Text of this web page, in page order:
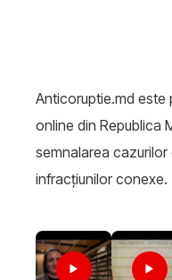
Anticoruptie.md este
online din Republica
semnalarea cazurilor
infracţiunilor conexe.